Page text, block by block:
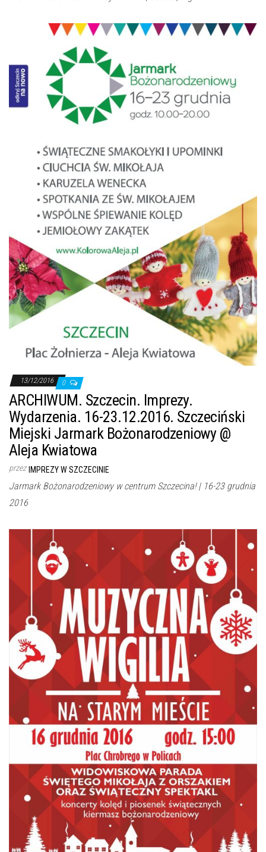
13/12/2016 0
ARCHIWUM. Szczecin. Imprezy.
Wydarzenia. 16-23.12.2016. Szczeciński
Miejski Jarmark Bożonarodzeniowy @
Aleja Kwiatowa
przez IMPREZY W SZCZECINIE
Jarmark Bożonarodzeniowy w centrum Szczecina! | 16-23 grudnia
2016